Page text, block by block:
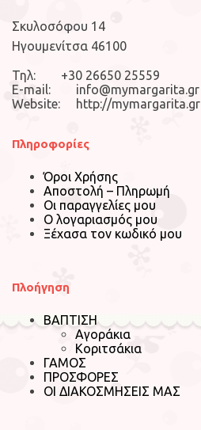
Σκυλοσόφου 14
Ηγουμενίτσα 46100
Τηλ: +30 26650 25559
E-mail: info@mymargarita.gr
Website: http://mymargarita.gr
Πληροφορίες
Όροι Χρήσης
Αποστολή – Πληρωμή
Οι παραγγελίες μου
Ο λογαριασμός μου
Ξέχασα τον κωδικό μου
Πλοήγηση
ΒΑΠΤΙΣΗ
Αγοράκια
Κοριτσάκια
ΓΑΜΟΣ
ΠΡΟΣΦΟΡΕΣ
ΟΙ ΔΙΑΚΟΣΜΗΣΕΙΣ ΜΑΣ